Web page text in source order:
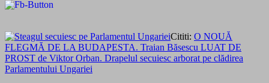
Cititi: O NOUĂ
FLEGMĂ DE LA BUDAPESTA. Traian Băsescu LUAT DE
PROST de Viktor Orban. Drapelul secuiesc arborat pe clădirea
Parlamentului Ungariei